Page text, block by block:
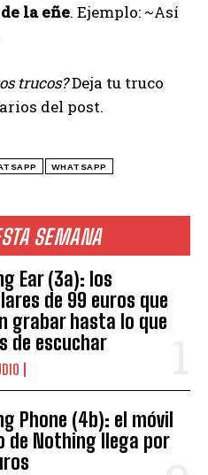
SEMANA
Ear (3a): los
de 99 euros que
grabar hasta lo que
de escuchar
Phone (4b): el móvil
de Nothing llega por
la eñe. Ejemplo: ~Así
trucos?Deja tu truco
del post.
WHATSAPP